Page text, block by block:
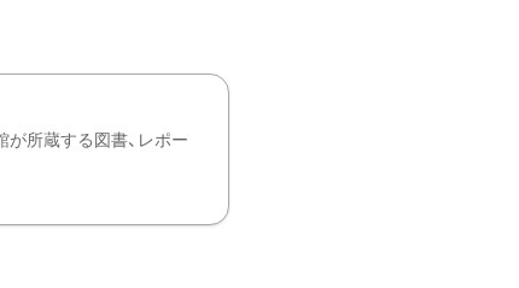
所蔵する図書、レポー